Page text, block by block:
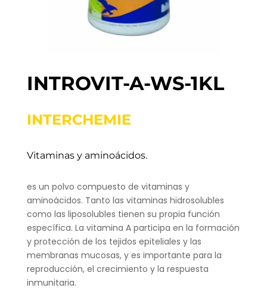
INTROVIT-A-WS-1KL
INTERCHEMIE
Vitaminas y aminoácidos.
es un polvo compuesto de vitaminas y
aminoácidos. Tanto las vitaminas hidrosolubles
como las liposolubles tienen su propia función
específica. La vitamina A participa en la formación
y protección de los tejidos epiteliales y las
membranas mucosas, y es importante para la
reproducción, el crecimiento y la respuesta
inmunitaria.